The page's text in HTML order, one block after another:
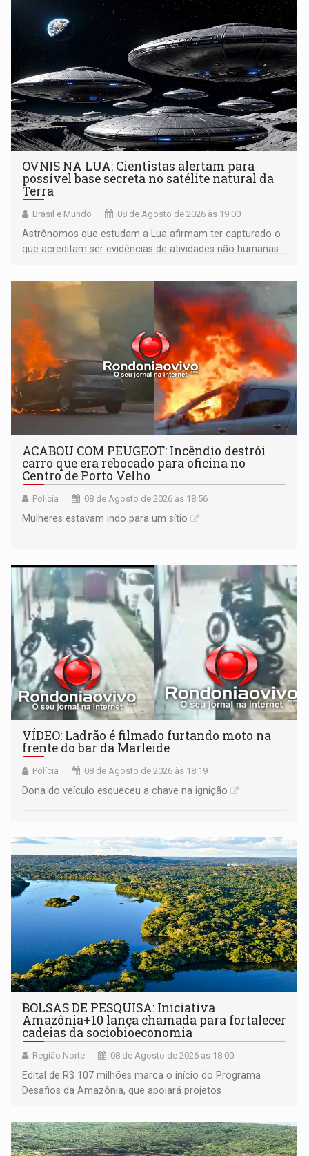
OVNIS NA LUA: Cientistas alertam para
possível base secreta no satélite natural da
Terra
Brasil e Mundo 08 de Agosto de 2026 às 19:00
Astrônomos que estudam a Lua afirmam ter capturado o
que acreditam ser evidências de atividades não humanas
órbita
ACABOU COM PEUGEOT: Incêndio destrói
carro que era rebocado para oficina no
Centro de Porto Velho
Polícia 08 de Agosto de 2026 às 18:56
Mulheres estavam indo para um sítio
VÍDEO: Ladrão é filmado furtando moto na
frente do bar da Marleide
Polícia 08 de Agosto de 2026 às 18:19
Dona do veículo esqueceu a chave na ignição
BOLSAS DE PESQUISA: Iniciativa
Amazônia+10 lança chamada para fortalecer
cadeias da sociobioeconomia
Região Norte 08 de Agosto de 2026 às 18:00
Edital de R$ 107 milhões marca o início do Programa
Desafios da Amazônia, que apoiará projetos
submissão de pré-propostas poderá ser feita até 1º de
setembro